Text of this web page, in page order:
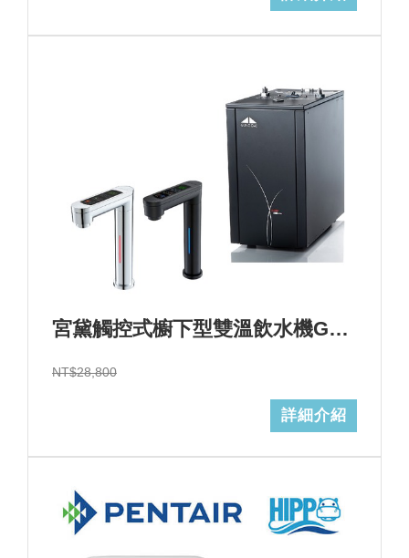
宮黛觸控式櫥下型雙溫飲水機GD-600心+基本安裝+GD濾心 (加Line ID:@ye888)
NT$28,800
詳細介紹